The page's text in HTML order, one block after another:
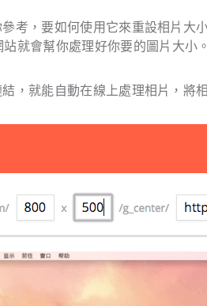
考，要如何使用它來重設相片大
就會幫你處理好你要的圖片大小。
，就能自動在線上處理相片，將